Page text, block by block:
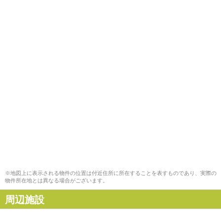
※地図上に表示される物件の位置は付近住所に所在することを表すものであり、実際の
物件所在地とは異なる場合がございます。
周辺施設